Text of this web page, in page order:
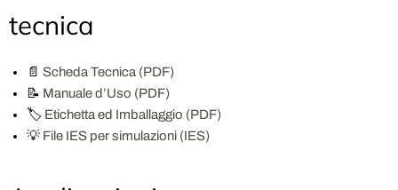
tecnica
📄 Scheda Tecnica (PDF)
📝 Manuale d’Uso (PDF)
🏷️ Etichetta ed Imballaggio (PDF)
💡 File IES per simulazioni (IES)